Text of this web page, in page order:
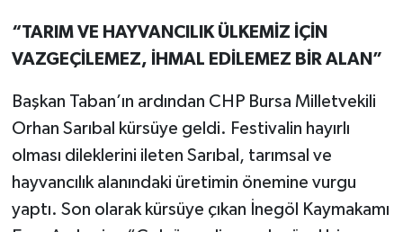
“TARIM VE HAYVANCILIK ÜLKEMİZ İÇİN
VAZGEÇİLEMEZ, İHMAL EDİLEMEZ BİR ALAN”
Başkan Taban’ın ardından CHP Bursa Milletvekili
Orhan Sarıbal kürsüye geldi. Festivalin hayırlı
olması dileklerini ileten Sarıbal, tarımsal ve
hayvancılık alanındaki üretimin önemine vurgu
yaptı. Son olarak kürsüye çıkan İnegöl Kaymakamı